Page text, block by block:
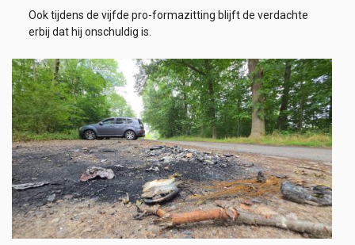
Ook tijdens de vijfde pro-formazitting blijft de verdachte
erbij dat hij onschuldig is.